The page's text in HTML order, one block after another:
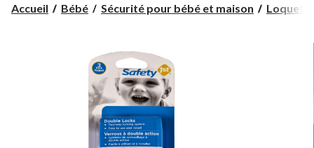
Accueil Bébé Sécurité pour bébé et maison